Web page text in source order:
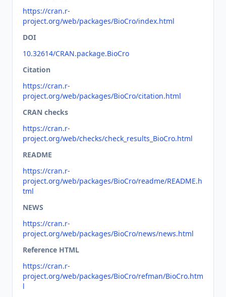
https://cran.r-
project.org/web/packages/BioCro/index.html
DOI
10.32614/CRAN.package.BioCro
Citation
https://cran.r-
project.org/web/packages/BioCro/citation.html
CRAN checks
https://cran.r-
project.org/web/checks/check_results_BioCro.html
README
https://cran.r-
project.org/web/packages/BioCro/readme/README.h
tml
NEWS
https://cran.r-
project.org/web/packages/BioCro/news/news.html
Reference HTML
https://cran.r-
project.org/web/packages/BioCro/refman/BioCro.htm
l